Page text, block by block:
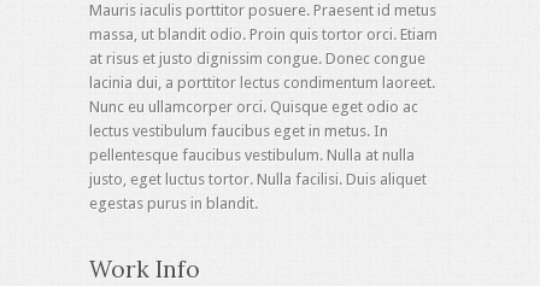
Mauris iaculis porttitor posuere. Praesent id metus
massa, ut blandit odio. Proin quis tortor orci. Etiam
at risus et justo dignissim congue. Donec congue
lacinia dui, a porttitor lectus condimentum laoreet.
Nunc eu ullamcorper orci. Quisque eget odio ac
lectus vestibulum faucibus eget in metus. In
pellentesque faucibus vestibulum. Nulla at nulla
justo, eget luctus tortor. Nulla facilisi. Duis aliquet
egestas purus in blandit.
Work Info